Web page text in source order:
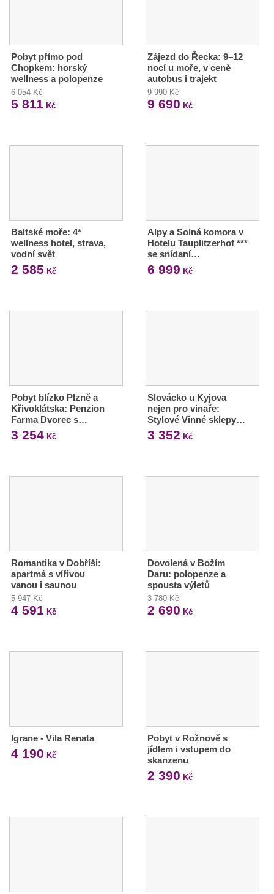
Pobyt přímo pod
Chopkem: horský
wellness a polopenze
6 054 Kč
5 811 Kč
Zájezd do Řecka: 9–12
nocí u moře, v ceně
autobus i trajekt
9 990 Kč
9 690 Kč
Baltské moře: 4*
wellness hotel, strava,
vodní svět
2 585 Kč
Alpy a Solná komora v
Hotelu Tauplitzerhof ***
se snídaní…
6 999 Kč
Pobyt blízko Plzně a
Křivoklátska: Penzion
Farma Dvorec s…
3 254 Kč
Slovácko u Kyjova
nejen pro vinaře:
Stylové Vinné sklepy…
3 352 Kč
Romantika v Dobříši:
apartmá s vířivou
vanou i saunou
5 947 Kč
4 591 Kč
Dovolená v Božím
Daru: polopenze a
spousta výletů
3 780 Kč
2 690 Kč
Igrane - Vila Renata
4 190 Kč
Pobyt v Rožnově s
jídlem i vstupem do
skanzenu
2 390 Kč